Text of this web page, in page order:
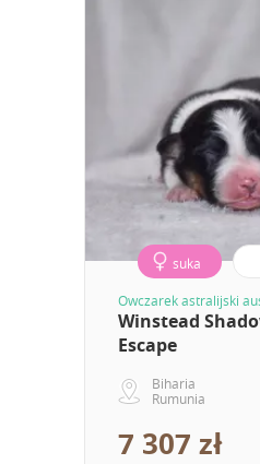
suka
Owczarek astralijski
Winstead
Escape
Biharia
Rumunia
7 307 zł